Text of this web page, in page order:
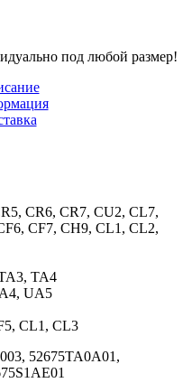
под любой размер!
CR6, CR7, CU2, CL7,
CF7, CH9, CL1, CL2,
TA4
UA5
CL1, CL3
52675TA0A01,